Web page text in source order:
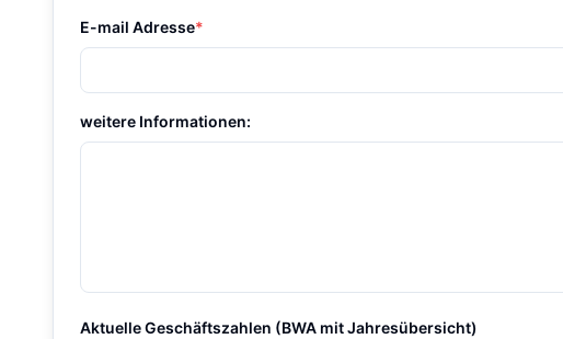
E-mail Adresse*
weitere Informationen:
Aktuelle Geschäftszahlen (BWA mit Jahresübersicht)